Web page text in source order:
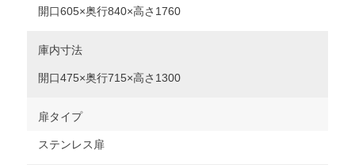
開口605×奥行840×高さ1760
庫内寸法
開口475×奥行715×高さ1300
扉タイプ
ステンレス扉